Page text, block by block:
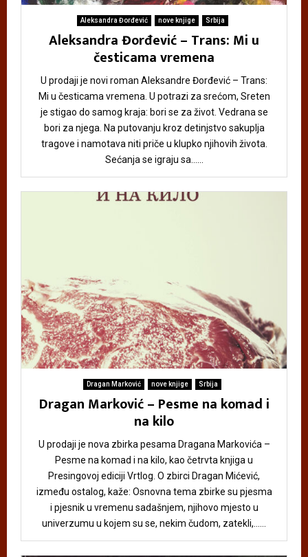
Aleksandra Đorđević nove knjige Srbija
Aleksandra Đorđević – Trans: Mi u
česticama vremena
U prodaji je novi roman Aleksandre Đorđević – Trans:
Mi u česticama vremena. U potrazi za srećom, Sreten
je stigao do samog kraja: bori se za život. Vedrana se
bori za njega. Na putovanju kroz detinjstvo sakuplja
tragove i namotava niti priče u klupko njihovih života.
Sećanja se igraju sa......
Dragan Marković nove knjige Srbija
Dragan Marković – Pesme na komad i
na kilo
U prodaji je nova zbirka pesama Dragana Markovića –
Pesme na komad i na kilo, kao četrvta knjiga u
Presingovoj ediciji Vrtlog. O zbirci Dragan Mićević,
između ostalog, kaže: Osnovna tema zbirke su pjesma
i pjesnik u vremenu sadašnjem, njihovo mjesto u
univerzumu u kojem su se, nekim čudom, zatekli,......